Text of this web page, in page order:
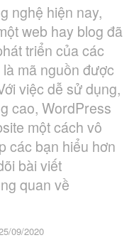
nghệ hiện nay,
web hay blog đã
triển của các
mã nguồn được
việc dễ sử dụng,
cao, WordPress
một cách vô
các bạn hiểu hơn
bài viết
quan về
09/2020